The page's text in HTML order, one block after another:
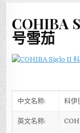
COHIBA
号雪茄
中文名称: 科伊
英文名称: